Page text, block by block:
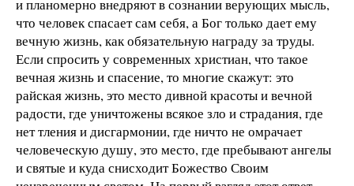
и планомерно внедряют в сознании верующих мысль,
что человек спасает сам себя, а Бог только дает ему
вечную жизнь, как обязательную награду за труды.
Если спросить у современных христиан, что такое
вечная жизнь и спасение, то многие скажут: это
райская жизнь, это место дивной красоты и вечной
радости, где уничтожены всякое зло и страдания, где
нет тления и дисгармонии, где ничто не омрачает
человеческую душу, это место, где пребывают ангелы
и святые и куда снисходит Божество Своим